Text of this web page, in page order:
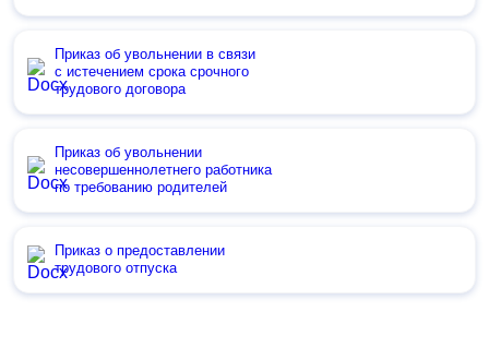
Приказ об увольнении в связи
с истечением срока срочного
трудового договора
Приказ об увольнении
несовершеннолетнего работника
по требованию родителей
Приказ о предоставлении
трудового отпуска